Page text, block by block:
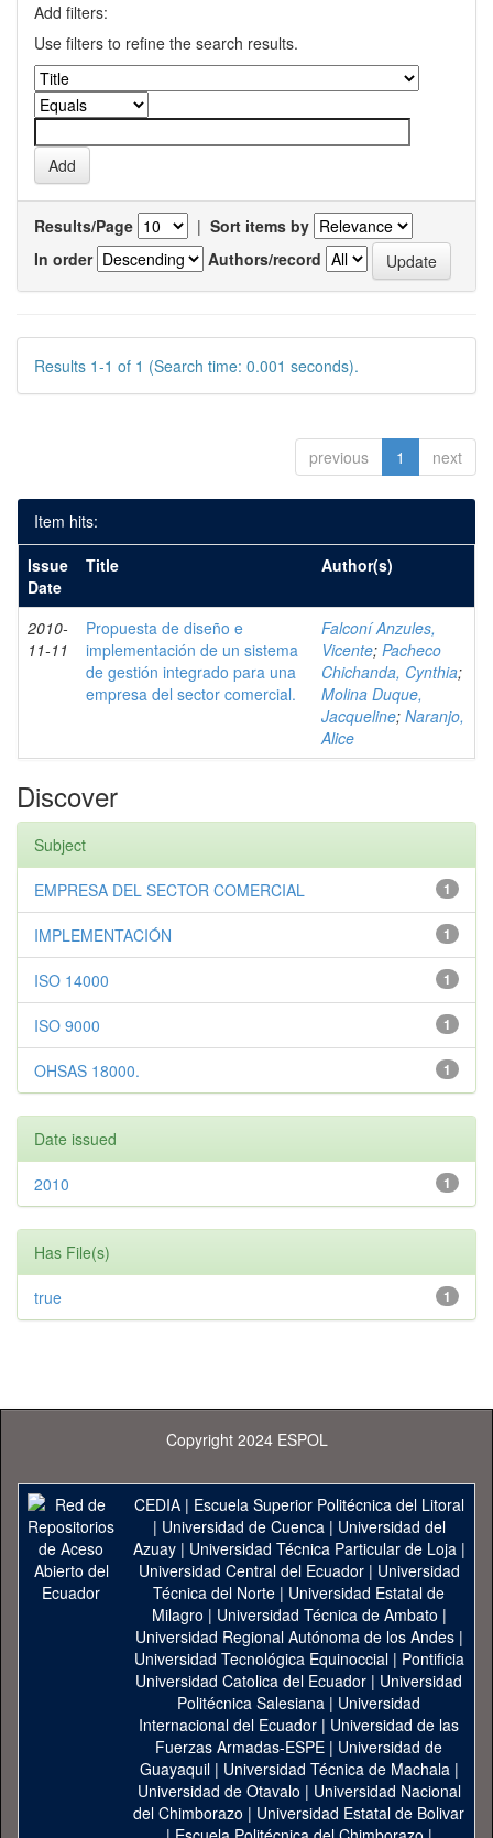
Add filters:
Use filters to refine the search results.
Results/Page | Sort items by
In order
Authors/record
Results 1-1 of 1 (Search time: 0.001 seconds).
previous 1 next
Item hits:
Issue
Date
Title Author(s)
2010-
11-11
Propuesta de diseño e
implementación de un sistema
de gestión integrado para una
empresa del sector comercial.
Falconí Anzules,
Vicente; Pacheco
Chichanda, Cynthia;
Molina Duque,
Jacqueline; Naranjo,
Alice
Discover
Subject
1
EMPRESA DEL SECTOR COMERCIAL
1
IMPLEMENTACIÓN
1
ISO 14000
1
ISO 9000
1
OHSAS 18000.
Date issued
1
2010
Has File(s)
1
true
Copyright 2024 ESPOL
CEDIA| Escuela Superior Politécnica del Litoral
| Universidad de Cuenca| Universidad del
Azuay| Universidad Técnica Particular de Loja|
Universidad Central del Ecuador| Universidad
Técnica del Norte | Universidad Estatal de
Milagro | Universidad Técnica de Ambato |
Universidad Regional Autónoma de los Andes|
Universidad Tecnológica Equinoccial| Pontificia
Universidad Catolica del Ecuador | Universidad
Politécnica Salesiana | Universidad
Internacional del Ecuador | Universidad de las
Fuerzas Armadas-ESPE | Universidad de
Guayaquil| Universidad Técnica de Machala|
Universidad de Otavalo | Universidad Nacional
del Chimborazo | Universidad Estatal de Bolivar